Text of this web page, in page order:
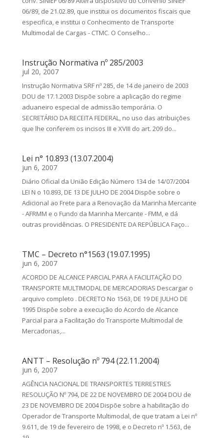
06/89, de 21.02.89, que institui os documentos fiscais que
especifica, e institui o Conhecimento de Transporte
Multimodal de Cargas - CTMC. O Conselho...
Instrução Normativa nº 285/2003
jul 20, 2007
Instrução Normativa SRF nº 285, de 14 de janeiro de 2003
DOU de 17.1.2003 Dispõe sobre a aplicação do regime
aduaneiro especial de admissão temporária. O
SECRETÁRIO DA RECEITA FEDERAL, no uso das atribuições
que lhe conferem os incisos III e XVIII do art. 209 do...
Lei n° 10.893 (13.07.2004)
jun 6, 2007
Diário Oficial da União Edição Número 134 de 14/07/2004
LEI N o 10.893, DE 13 DE JULHO DE 2004 Dispõe sobre o
Adicional ao Frete para a Renovação da Marinha Mercante
- AFRMM e o Fundo da Marinha Mercante - FMM, e dá
outras providências. O PRESIDENTE DA REPÚBLICA Faço...
TMC – Decreto n°1563 (19.07.1995)
jun 6, 2007
ACORDO DE ALCANCE PARCIAL PARA A FACILITAÇÃO DO
TRANSPORTE MULTIMODAL DE MERCADORIAS Descargar o
arquivo completo . DECRETO No 1563, DE 19 DE JULHO DE
1995 Dispõe sobre a execução do Acordo de Alcance
Parcial para a Facilitação do Transporte Multimodal de
Mercadorias,...
ANTT – Resolução nº 794 (22.11.2004)
jun 6, 2007
AGÊNCIA NACIONAL DE TRANSPORTES TERRESTRES
RESOLUÇÃO Nº 794, DE 22 DE NOVEMBRO DE 2004 DOU de
23 DE NOVEMBRO DE 2004 Dispõe sobre a habilitação do
Operador de Transporte Multimodal, de que tratam a Lei nº
9.611, de 19 de fevereiro de 1998, e o Decreto nº 1.563, de